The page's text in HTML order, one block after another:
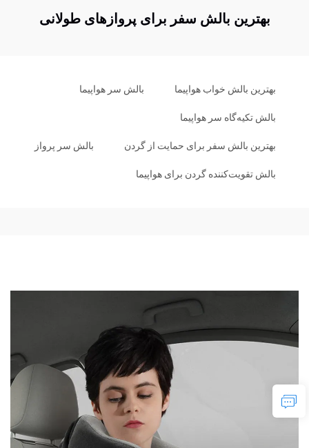
بهترین بالش سفر برای پروازهای طولانی
بهترین بالش خواب هواپیما بالش سر هواپیما
بالش تکیه‌گاه سر هواپیما
بهترین بالش سفر برای حمایت از گردن بالش سر پرواز
بالش تقویت‌کننده گردن برای هواپیما